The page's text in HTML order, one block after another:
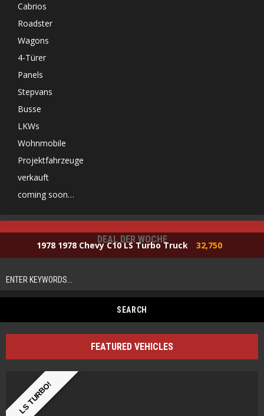
Cabrios
Roadster
Wagons
4-Türer
Panels
Stepvans
Busse
LKWs
Wohnmobile
Projektfahrzeuge
verkauft
coming soon…
DEAL DER WOCHE
1978 1978 Chevy C10 LS Turbo Truck 32,750
FEATURED VEHICLES
LS TURBO!